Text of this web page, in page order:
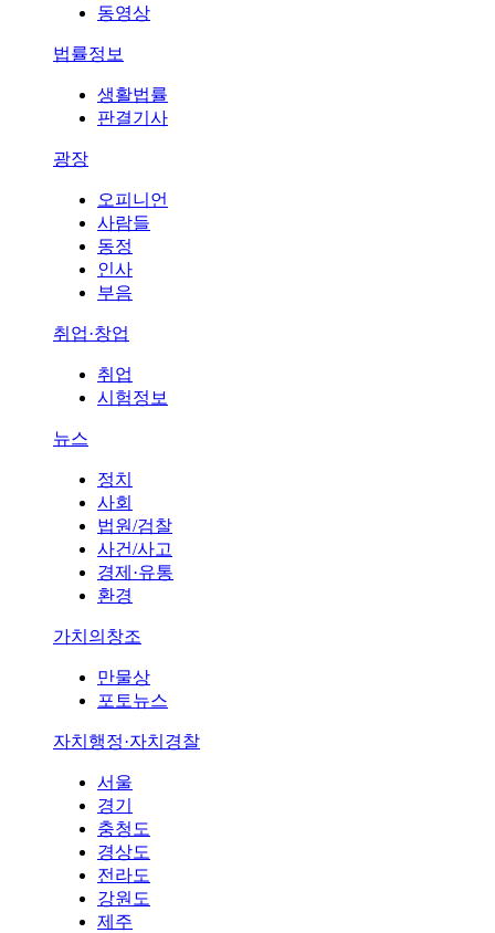
동영상
법률정보
생활법률
판결기사
광장
오피니언
사람들
동정
인사
부음
취업·창업
취업
시험정보
뉴스
정치
사회
법원/검찰
사건/사고
경제·유통
환경
가치의창조
만물상
포토뉴스
자치행정·자치경찰
서울
경기
충청도
경상도
전라도
강원도
제주